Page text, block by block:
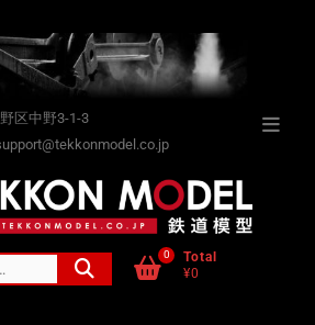
区中野3-1-3
索
0
Total
¥0